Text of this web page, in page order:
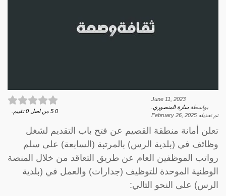
June 11, 2023
بواسطةسارة المنصوري
تم تعديله February 26, 2025
0
5 من اصل 0 تقييم.
تعلن أمانة منطقة القصيم عن فتح باب التقديم لشغل
وظائف في (بلدية الرس) بالمرتبة (السابعة) على سلم
رواتب الموظفين العام عن طريق التعاقد من خلال المنصة
الوطنية الموحدة للتوظيف (جدارات) والعمل في (بلدية
الرس) على النحو التالي: